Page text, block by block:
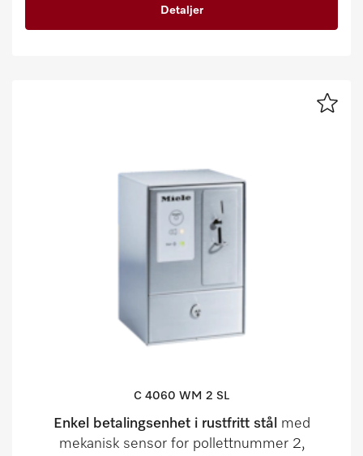
Detaljer
C 4060 WM 2 SL
Enkel betalingsenhet i rustfritt stål med
mekanisk sensor for pollettnummer 2,